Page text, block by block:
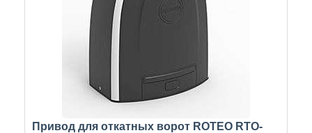
Привод для откатных ворот ROTEO RTO-